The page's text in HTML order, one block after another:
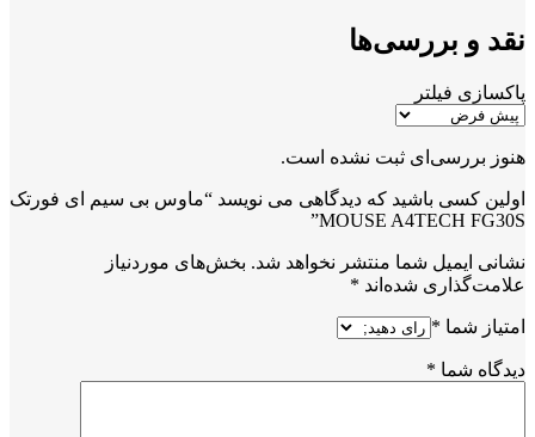
نقد و بررسی‌ها
پاکسازی فیلتر
هنوز بررسی‌ای ثبت نشده است.
اولین کسی باشید که دیدگاهی می نویسد “ماوس بی سیم ای فورتک
MOUSE A4TECH FG30S”
نشانی ایمیل شما منتشر نخواهد شد. بخش‌های موردنیاز
علامت‌گذاری شده‌اند *
امتیاز شما *
دیدگاه شما *